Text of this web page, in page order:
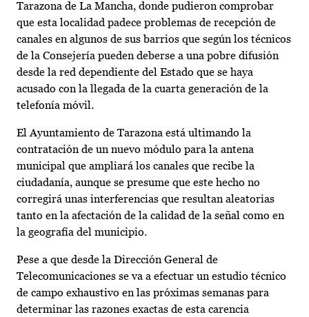
Tarazona de La Mancha, donde pudieron comprobar
que esta localidad padece problemas de recepción de
canales en algunos de sus barrios que según los técnicos
de la Consejería pueden deberse a una pobre difusión
desde la red dependiente del Estado que se haya
acusado con la llegada de la cuarta generación de la
telefonía móvil.
El Ayuntamiento de Tarazona está ultimando la
contratación de un nuevo módulo para la antena
municipal que ampliará los canales que recibe la
ciudadanía, aunque se presume que este hecho no
corregirá unas interferencias que resultan aleatorias
tanto en la afectación de la calidad de la señal como en
la geografía del municipio.
Pese a que desde la Dirección General de
Telecomunicaciones se va a efectuar un estudio técnico
de campo exhaustivo en las próximas semanas para
determinar las razones exactas de esta carencia